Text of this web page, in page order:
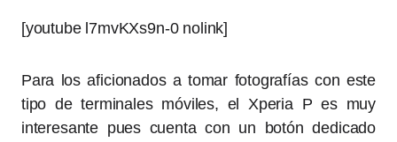
[youtube l7mvKXs9n-0 nolink]
Para los aficionados a tomar fotografías con este
tipo de terminales móviles, el Xperia P es muy
interesante pues cuenta con un botón dedicado